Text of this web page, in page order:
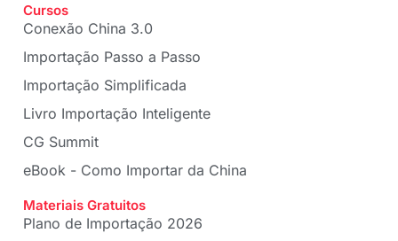
Cursos
Conexão China 3.0
Importação Passo a Passo
Importação Simplificada
Livro Importação Inteligente
CG Summit
eBook - Como Importar da China
Materiais Gratuitos
Plano de Importação 2026